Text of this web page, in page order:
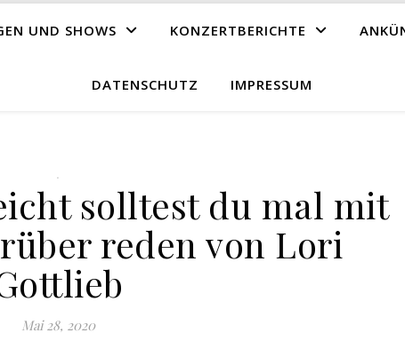
UND SHOWS KONZERTBERICHTE
DATENSCHUTZ IMPRESSUM
.
solltest du mal mit
reden von Lori
Mai 28, 2020